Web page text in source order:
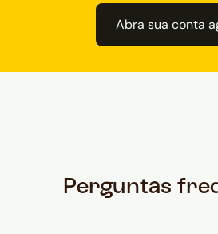
Abra sua conta
Perguntas